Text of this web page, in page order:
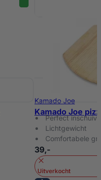
Kamado Joe
Kamado Joe
Perfect
Lichtgewicht
Comfortabele
39,-
Uitverkocht